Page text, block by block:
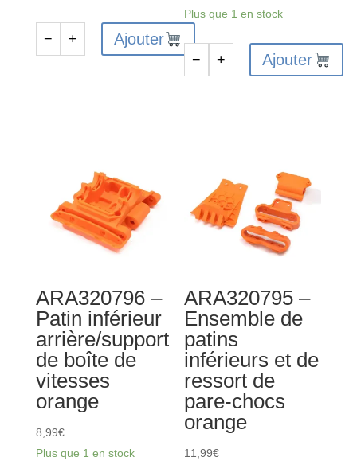
batterie
− + Ajouter
Plus que 1 en stock
=
violet
− + Ajouter
ARA320796 –
Patin inférieur
arrière/support
de boîte de
vitesses
orange
8,99€
Plus que 1 en stock
ARA320795 –
Ensemble de
patins
inférieurs et de
ressort de
pare-chocs
orange
11,99€